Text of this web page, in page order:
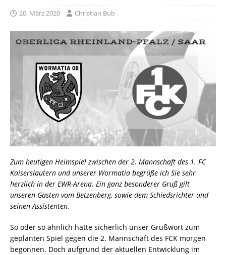
20. März 2020 Christian Bub
Zum heutigen Heimspiel zwischen der 2. Mannschaft des 1. FC
Kaiserslautern und unserer Wormatia begrüße ich Sie sehr
herzlich in der EWR-Arena. Ein ganz besonderer Gruß gilt
unseren Gästen vom Betzenberg, sowie dem Schiedsrichter und
seinen Assistenten.
So oder so ähnlich hätte sicherlich unser Grußwort zum
geplanten Spiel gegen die 2. Mannschaft des FCK morgen
begonnen. Doch aufgrund der aktuellen Entwicklung im